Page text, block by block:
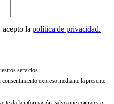
la política de privacidad.
servicios.
expreso mediante la presente
te da la información, salvo que contrates o